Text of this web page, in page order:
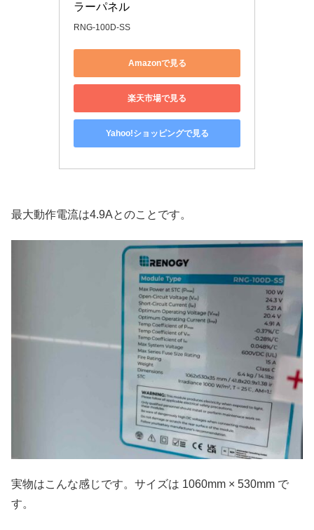
ラーパネル
RNG-100D-SS
Amazonで見る
楽天市場で見る
Yahoo!ショッピングで見る
最大動作電流は4.9Aとのことです。
実物はこんな感じです。サイズは 1060mm × 530mm で
す。